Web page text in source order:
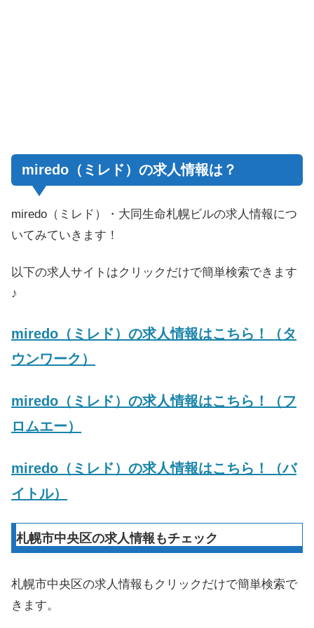
miredo（ミレド）の求人情報は？
miredo（ミレド）・大同生命札幌ビルの求人情報につ
いてみていきます！
以下の求人サイトはクリックだけで簡単検索できます
♪
miredo（ミレド）の求人情報はこちら！（タ
ウンワーク）
miredo（ミレド）の求人情報はこちら！（フ
ロムエー）
miredo（ミレド）の求人情報はこちら！（バ
イトル）
札幌市中央区の求人情報もチェック
札幌市中央区の求人情報もクリックだけで簡単検索で
きます。